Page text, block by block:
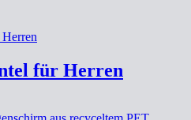
für Herren